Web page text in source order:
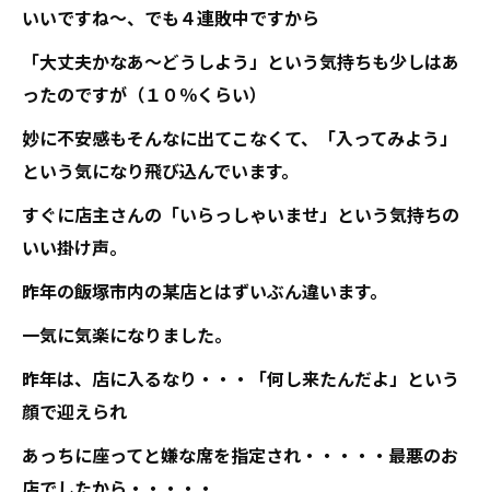
いいですね～、でも４連敗中ですから
「大丈夫かなあ～どうしよう」という気持ちも少しはあ
ったのですが（１０％くらい）
妙に不安感もそんなに出てこなくて、「入ってみよう」
という気になり飛び込んでいます。
すぐに店主さんの「いらっしゃいませ」という気持ちの
いい掛け声。
昨年の飯塚市内の某店とはずいぶん違います。
一気に気楽になりました。
昨年は、店に入るなり・・・「何し来たんだよ」という
顔で迎えられ
あっちに座ってと嫌な席を指定され・・・・・最悪のお